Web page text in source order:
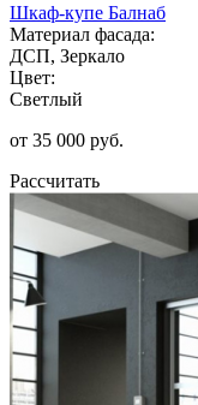
Шкаф-купе Балнаб
Материал фасада:
ДСП, Зеркало
Цвет:
Светлый
от 35 000 руб.
Рассчитать